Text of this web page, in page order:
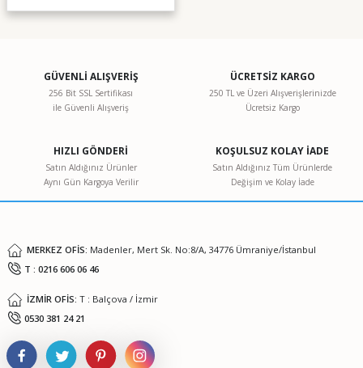
GÜVENLİ ALIŞVERİŞ
256 Bit SSL Sertifikası
ile Güvenli Alışveriş
ÜCRETSİZ KARGO
250 TL ve Üzeri Alışverişlerinizde
Ücretsiz Kargo
HIZLI GÖNDERİ
Satın Aldığınız Ürünler
Aynı Gün Kargoya Verilir
KOŞULSUZ KOLAY İADE
Satın Aldığınız Tüm Ürünlerde
Değişim ve Kolay İade
MERKEZ OFİS: Madenler, Mert Sk. No:8/A, 34776 Ümraniye/İstanbul
T : 0216 606 06 46
İZMİR OFİS: T : Balçova / İzmir
0530 381 24 21